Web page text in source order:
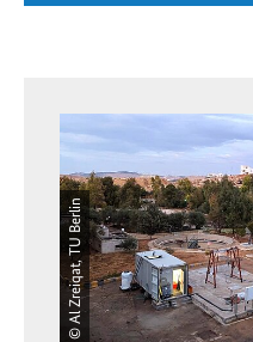
© Al Zreiqat, TU Berlin